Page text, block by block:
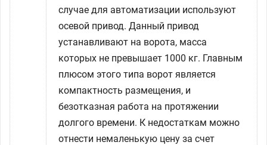
случае для автоматизации используют
осевой привод. Данный привод
устанавливают на ворота, масса
которых не превышает 1000 кг. Главным
плюсом этого типа ворот является
компактность размещения, и
безотказная работа на протяжении
долгого времени. К недостаткам можно
отнести немаленькую цену за счет